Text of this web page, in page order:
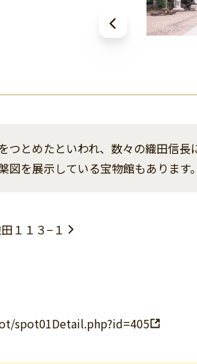
つとめたといわれ、数々の織田信
を展示している宝物館もあります。
１１３−１
spot01Detail.php?id=405